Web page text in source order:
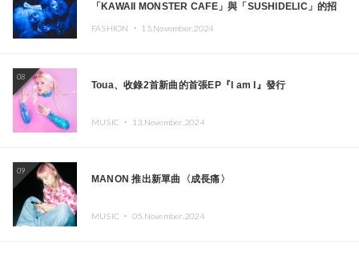
「KAWAII MONSTER CAFE」與「SUSHIDELIC」的招
FASHION ・ 15.November.2024
08
Toua、收錄2首新曲的首張EP『I am I』發行
MUSIC ・ 13.November.2024
09
MANON 推出新單曲〈成長痛〉
MUSIC ・ 05.November.2024